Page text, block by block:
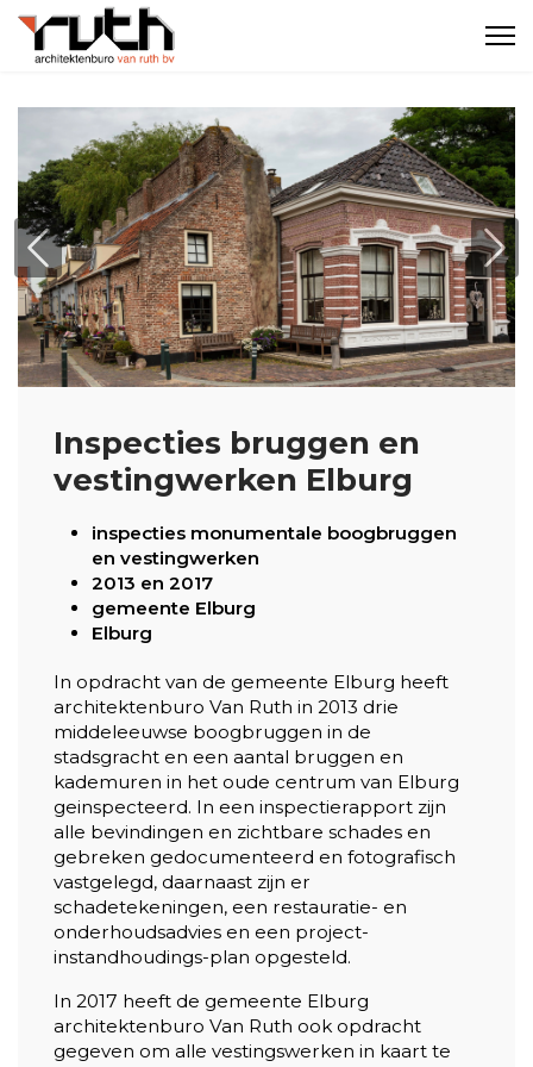
Previous
Inspecties bruggen en
vestingwerken Elburg
inspecties monumentale boogbruggen
en vestingwerken
2013 en 2017
gemeente Elburg
Elburg
In opdracht van de gemeente Elburg heeft
architektenburo Van Ruth in 2013 drie
middeleeuwse boogbruggen in de
stadsgracht en een aantal bruggen en
kademuren in het oude centrum van Elburg
geinspecteerd. In een inspectierapport zijn
alle bevindingen en zichtbare schades en
gebreken gedocumenteerd en fotografisch
vastgelegd, daarnaast zijn er
schadetekeningen, een restauratie- en
onderhoudsadvies en een project-
instandhoudings-plan opgesteld.
In 2017 heeft de gemeente Elburg
architektenburo Van Ruth ook opdracht
gegeven om alle vestingswerken in kaart te